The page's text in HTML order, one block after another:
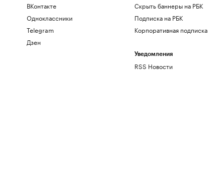
ВКонтакте
Одноклассники
Telegram
Дзен
Скрыть баннеры на РБК
Подписка на РБК
Корпоративная подписка
Уведомления
RSS Новости